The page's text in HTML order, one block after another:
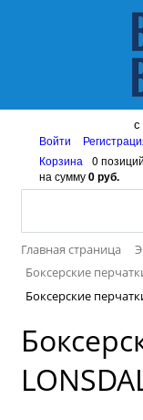
Войти
Корзина
0 позиций
на сумму0 руб.
Главная страница
Боксерские
Боксерские